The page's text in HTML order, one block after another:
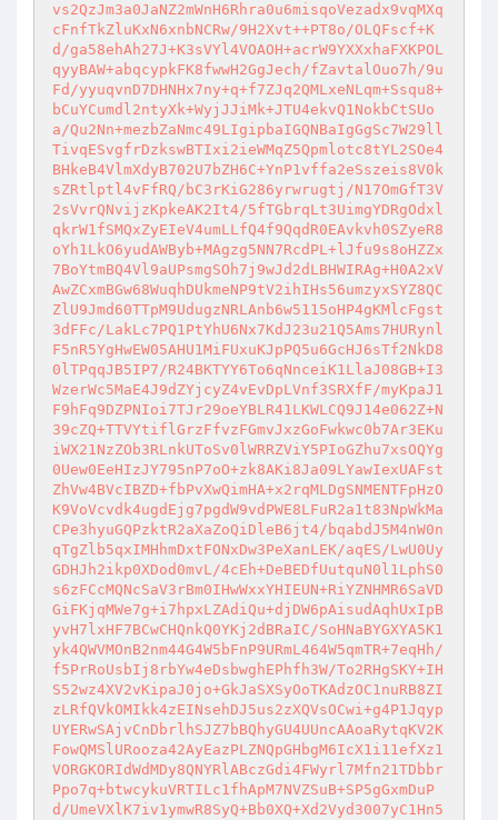
vs2QzJm3a0JaNZ2mWnH6Rhra0u6misqoVezadx9vqMXq
cFnfTkZluKxN6xnbNCRw/9H2Xvt++PT8o/OLQFscf+K
d/ga58ehAh27J+K3sVYl4VOAOH+acrW9YXXxhaFXKPOL
qyyBAW+abqcypkFK8fwwH2GgJech/fZavtalOuo7h/9u
Fd/yyuqvnD7DHNHx7ny+q+f7ZJq2QMLxeNLqm+Ssqu8+
bCuYCumdl2ntyXk+WyjJJiMk+JTU4ekvQ1NokbCtSUo
a/Qu2Nn+mezbZaNmc49LIgipbaIGQNBaIgGgSc7W29ll
TivqESvgfrDzkswBTIxi2ieWMqZ5Qpmlotc8tYL2SOe4
BHkeB4VlmXdyB702U7bZH6C+YnP1vffa2eSszeis8V0k
sZRtlptl4vFfRQ/bC3rKiG286yrwrugtj/N17OmGfT3V
2sVvrQNvijzKpkeAK2It4/5fTGbrqLt3UimgYDRgOdxl
qkrW1fSMQxZyEIeV4umLLfQ4f9QqdR0EAvkvh0SZyeR8
oYh1LkO6yudAWByb+MAgzg5NN7RcdPL+lJfu9s8oHZZx
7BoYtmBQ4Vl9aUPsmgSOh7j9wJd2dLBHWIRAg+H0A2xV
AwZCxmBGw68WuqhDUkmeNP9tV2ihIHs56umzyxSYZ8QC
ZlU9Jmd60TTpM9UdugzNRLAnb6w5115oHP4gKMlcFgst
3dFFc/LakLc7PQ1PtYhU6Nx7KdJ23u21Q5Ams7HURynl
F5nR5YgHwEW05AHU1MiFUxuKJpPQ5u6GcHJ6sTf2NkD8
0lTPqqJB5IP7/R24BKTYY6To6qNnceiK1LlaJ08GB+I3
WzerWc5MaE4J9dZYjcyZ4vEvDpLVnf3SRXfF/myKpaJ1
F9hFq9DZPNIoi7TJr29oeYBLR41LKWLCQ9J14e062Z+N
39cZQ+TTVYtiflGrzFfvzFGmvJxzGoFwkwc0b7Ar3EKu
iWX21NzZOb3RLnkUToSv0lWRRZViY5PIoGZhu7xsOQYg
0Uew0EeHIzJY795nP7oO+zk8AKi8Ja09LYawIexUAFst
ZhVw4BVcIBZD+fbPvXwQimHA+x2rqMLDgSNMENTFpHzO
K9VoVcvdk4ugdEjg7pgdW9vdPWE8LFuR2a1t83NpWkMa
CPe3hyuGQPzktR2aXaZoQiDleB6jt4/bqabdJ5M4nW0n
qTgZlb5qxIMHhmDxtFONxDw3PeXanLEK/aqES/LwU0Uy
GDHJh2ikp0XDod0mvL/4cEh+DeBEDfUutquN0l1LphS0
s6zFCcMQNcSaV3rBm0IHwWxxYHIEUN+RiYZNHMR6SaVD
GiFKjqMWe7g+i7hpxLZAdiQu+djDW6pAisudAqhUxIpB
yvH7lxHF7BCwCHQnkQ0YKj2dBRaIC/SoHNaBYGXYA5K1
yk4QWVMOnB2nm44G4W5bFnP9URmL464W5qmTR+7eqHh/
f5PrRoUsbIj8rbYw4eDsbwghEPhfh3W/To2RHgSKY+IH
S52wz4XV2vKipaJ0jo+GkJaSXSyOoTKAdzOC1nuRB8ZI
zLRfQVkOMIkk4zEINsehDJ5us2zXQVsOCwi+g4P1Jqyp
UYERwSAjvCnDbrlhSJZ7bBQhyGU4UUncAAoaRytqKV2K
FowQMSlURooza42AyEazPLZNQpGHbgM6IcX1i11efXz1
VORGKORIdWdMDy8QNYRlABczGdi4FWyrl7Mfn21TDbbr
Ppo7q+btwcykuVRTILc1fhApM7NVZSuB+SP5gGxmDuP
d/UmeVXlK7iv1ymwR8SyQ+Bb0XQ+Xd2Vyd3007yC1Hn5